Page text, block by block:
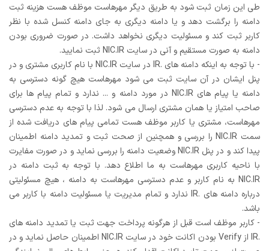
طی این زمان ثبت شود به طریق دیگر مهرهاست موظف هست هزینه ثبت
دامنه را برگشت دهد و یا دامنه دیگری به جای دامنه کنسل شده با نظر
کاربر ثبت کند و مسئولیت دیگری نخواهد داشت. در صورت ضروری بودن
دامنه به صورت مستقیم و آنی در سایت NIC.IR ثبت نمایید.
- با توجه به اینکه دامنه های .IR در سایت NIC.IR با نام کاربری مشتری و در
پنل ایشان در آن سایت ثبت می شود مهرهاست هیچ گونه دسترسی به
دامنه یا پیام های NIC.IR در مورد دامنه و ... ندارد و تمام پیام ها برای
صاحب امتیاز یا همان مشتری ارسال می شود. لذا با توجه به عدم دسترسی
مهرهاست، مشتری یا کاربر موظف هست تمامی پیام های دریافت شده از
سمت NIC.IR را بررسی و همچنین از صحت ثبت و تمدید دامنه اطمینان
پیدا کند و در پنل NIC.IR وضعیت دامنه را بررسی نماید و در صورت مفایرت
با ناحیه کاربری مهرهاست به ما اطلاع دهد. با توجه به ثبت دامنه در
NIC.IR به نام کاربر و عدم دسترسی مهرهاست به دامنه ، هیچ مسئولیتی
درباره دامنه های .IR ندارد و تمام مدیریت یا مسئولیت دامنه با کاربر می
باشد.
- کاربر موظف است قبل از هرگونه پرداخت جهت ثبت یا تمدید دامنه های
.IR از Verify بودن اکانت خود در سایت NIC.IR اطمینان حاصل نماید و در